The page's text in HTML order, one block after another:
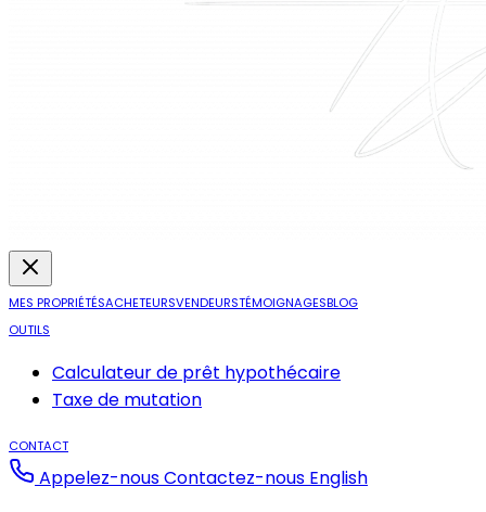
MES PROPRIÉTÉSACHETEURSVENDEURSTÉMOIGNAGESBLOG
OUTILS
Calculateur de prêt hypothécaire
Taxe de mutation
CONTACT
Appelez-nousContactez-nous English